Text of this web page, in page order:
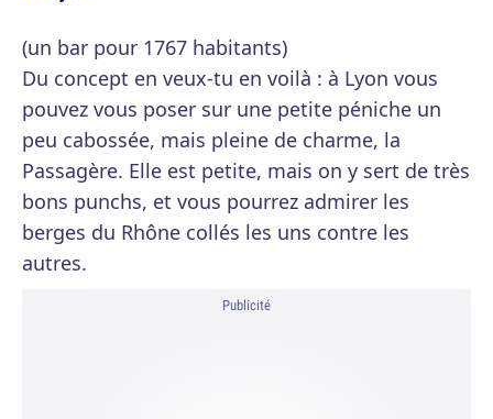
(un bar pour 1767 habitants)
Du concept en veux-tu en voilà : à Lyon vous
pouvez vous poser sur une petite péniche un
peu cabossée, mais pleine de charme, la
Passagère. Elle est petite, mais on y sert de très
bons punchs, et vous pourrez admirer les
berges du Rhône collés les uns contre les
autres.
Publicité